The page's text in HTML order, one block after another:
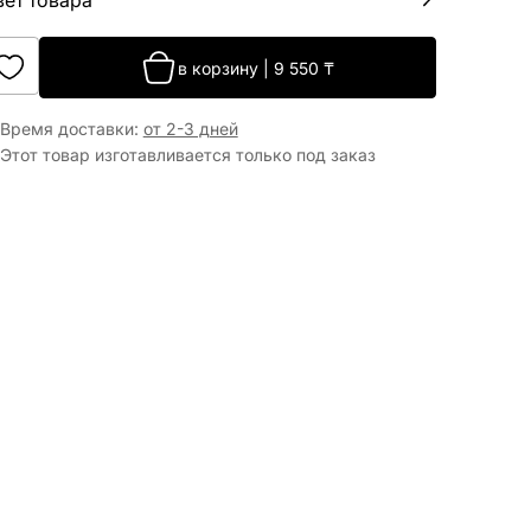
в корзину |9 550 ₸
Время доставки: от 2-3 дней
Этот товар изготавливается только под заказ